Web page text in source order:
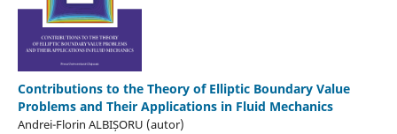
Contributions to the Theory of Elliptic Boundary Value
Problems and Their Applications in Fluid Mechanics
Andrei-Florin ALBIȘORU (autor)